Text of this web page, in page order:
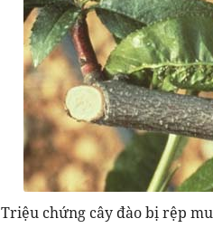
Triệu chứng cây đào bị rệp